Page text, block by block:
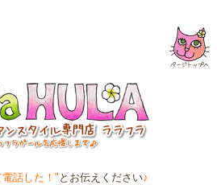
話した！" とお伝えください♪